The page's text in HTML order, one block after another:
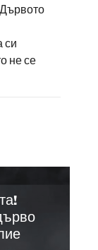
Дървото
си
не се